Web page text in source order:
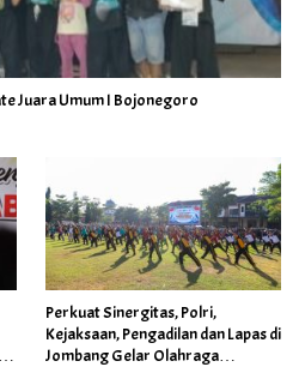
Juara Umum I Bojonegoro
Perkuat Sinergitas, Polri,
Kejaksaan, Pengadilan dan Lapas di
Jombang Gelar Olahraga